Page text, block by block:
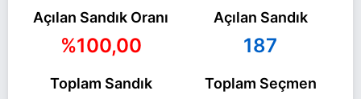
Açılan Sandık Oranı
%100,00
Açılan Sandık
187
Toplam Sandık Toplam Seçmen